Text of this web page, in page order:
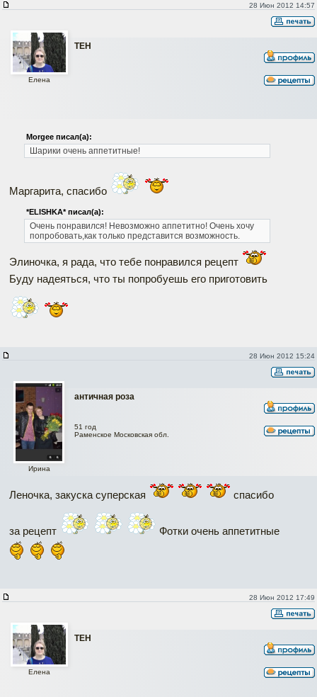
28 Июн 2012 14:57
ТЕН
Елена
Morgee писал(а):
Шарики очень аппетитные!
Маргарита, спасибо
*ELISHKA* писал(а):
Очень понравился! Невозможно аппетитно! Очень хочу
попробовать,как только представится возможность.
Элиночка, я рада, что тебе понравился рецепт
Буду надеяться, что ты попробуешь его приготовить
28 Июн 2012 15:24
античная роза
Ирина
51 год
Раменское Московская обл.
Леночка, закуска суперская спасибо
за рецепт Фотки очень аппетитные
28 Июн 2012 17:49
ТЕН
Елена